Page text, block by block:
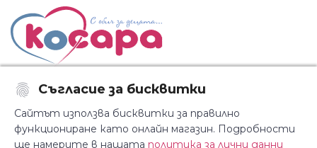
Последвайте ни:
Съгласие за бисквитки
Сайтът използва бисквитки за правилно
функциониране като онлайн магазин. Подробности
ще намерите в нашата политика за лични данни